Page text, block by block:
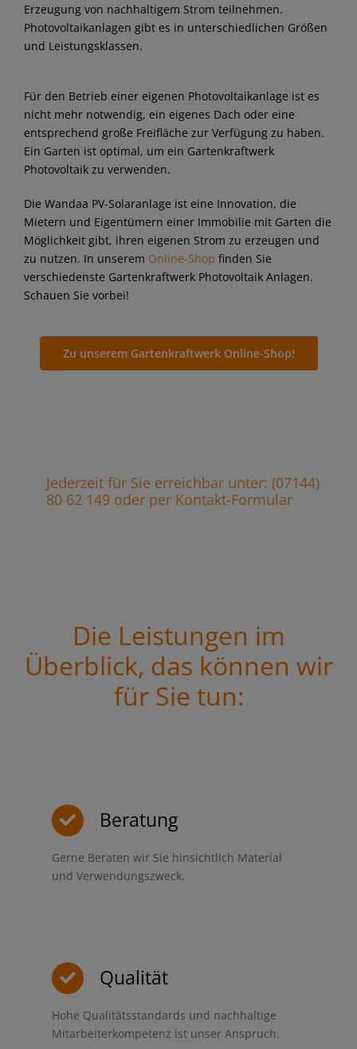
Erzeugung von nachhaltigem Strom teilnehmen.
Photovoltaikanlagen gibt es in unterschiedlichen Größen
und Leistungsklassen.
Für den Betrieb einer eigenen Photovoltaikanlage ist es
nicht mehr notwendig, ein eigenes Dach oder eine
entsprechend große Freifläche zur Verfügung zu haben.
Ein Garten ist optimal, um ein Gartenkraftwerk
Photovoltaik zu verwenden.
Die Wandaa PV-Solaranlage ist eine Innovation, die
Mietern und Eigentümern einer Immobilie mit Garten die
Möglichkeit gibt, ihren eigenen Strom zu erzeugen und
zu nutzen. In unserem Online-Shop finden Sie
verschiedenste Gartenkraftwerk Photovoltaik Anlagen.
Schauen Sie vorbei!
Zu unserem Gartenkraftwerk Online-Shop!
Jederzeit für Sie erreichbar unter: (07144)
80 62 149 oder per Kontakt-Formular
Die Leistungen im
Überblick, das können wir
für Sie tun:
Beratung
Gerne Beraten wir Sie hinsichtlich Material
und Verwendungszweck.
Qualität
Hohe Qualitätsstandards und nachhaltige
Mitarbeiterkompetenz ist unser Anspruch.